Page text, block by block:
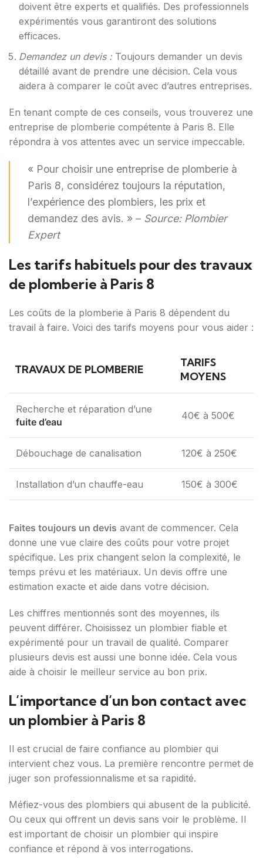
doivent être experts et qualifiés. Des professionnels
expérimentés vous garantiront des solutions
efficaces.
Demandez un devis : Toujours demander un devis
détaillé avant de prendre une décision. Cela vous
aidera à comparer le coût avec d’autres entreprises.
En tenant compte de ces conseils, vous trouverez une
entreprise de plomberie compétente à Paris 8. Elle
répondra à vos attentes avec un service impeccable.
« Pour choisir une entreprise de plomberie à
Paris 8, considérez toujours la réputation,
l’expérience des plombiers, les prix et
demandez des avis. » – Source: Plombier
Expert
Les tarifs habituels pour des travaux
de plomberie à Paris 8
Les coûts de la plomberie à Paris 8 dépendent du
travail à faire. Voici des tarifs moyens pour vous aider :
TRAVAUX DE PLOMBERIE
TARIFS
MOYENS
Recherche et réparation d’une
fuite d’eau
40€ à 500€
Débouchage de canalisation 120€ à 250€
Installation d’un chauffe-eau 150€ à 300€
Faites toujours un devis avant de commencer. Cela
donne une vue claire des coûts pour votre projet
spécifique. Les prix changent selon la complexité, le
temps prévu et les matériaux. Un devis offre une
estimation exacte et aide dans votre décision.
Les chiffres mentionnés sont des moyennes, ils
peuvent différer. Choisissez un plombier fiable et
expérimenté pour un travail de qualité. Comparer
plusieurs devis est aussi une bonne idée. Cela vous
aide à choisir le meilleur service au bon prix.
L’importance d’un bon contact avec
un plombier à Paris 8
Il est crucial de faire confiance au plombier qui
intervient chez vous. La première rencontre permet de
juger son professionnalisme et sa rapidité.
Méfiez-vous des plombiers qui abusent de la publicité.
Ou ceux qui offrent un devis sans voir le problème. Il
est important de choisir un plombier qui inspire
confiance et répond à vos interrogations.